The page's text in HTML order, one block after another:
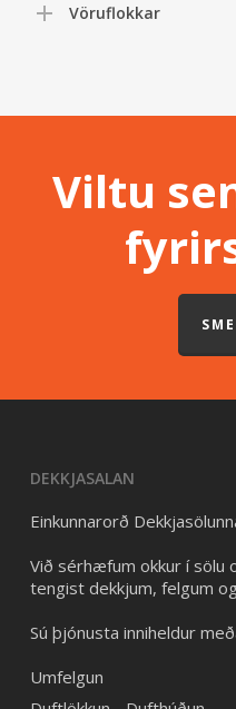
Vöruflokkar
Viltu
DEKKJASALAN
Einkunnarorð
Við sérhæfum okkur í sölu
tengist dekkjum, felgum
Sú þjónusta inniheldur
Umfelgun